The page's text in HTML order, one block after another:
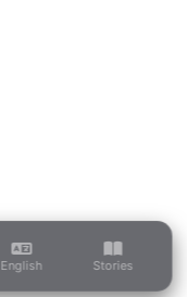
English Stories